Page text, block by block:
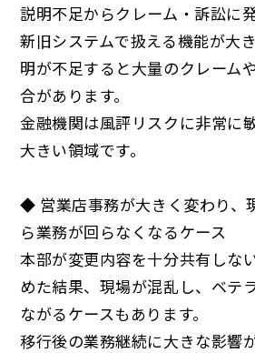
説明不足からクレーム・訴訟に
新旧システムで扱える機能が大
明が不足すると大量のクレーム
合があります。
金融機関は風評リスクに非常に
大きい領域です。
◆ 営業店事務が大きく変わり、
ら業務が回らなくなるケース
本部が変更内容を十分共有しな
めた結果、現場が混乱し、ベテ
ながるケースもあります。
移行後の業務継続に大きな影響が